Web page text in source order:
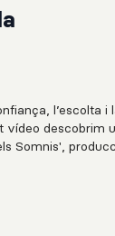
l’escolta
vídeo descobrim
Somnis',